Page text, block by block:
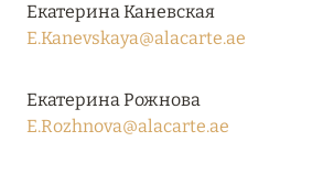
Подробнее
04 апреля 2025
Екатерина Каневская
E.Kanevskaya@alacarte.ae
Екатерина Рожнова
E.Rozhnova@alacarte.ae